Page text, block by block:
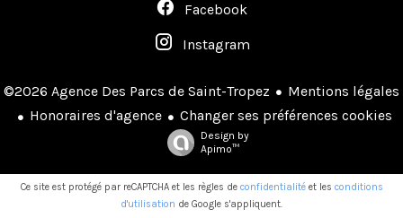
Facebook
Instagram
©2026 Agence Des Parcs de Saint-Tropez
Mentions légales
Honoraires d'agence
Changer ses préférences cookies
Design by
Apimo™
Ce site est protégé par reCAPTCHA et les règles de confidentialitéet les conditions
d'utilisation de Google s'appliquent.